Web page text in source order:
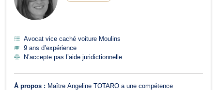
Avocat vice caché voiture Moulins
9 ans d’expérience
N’accepte pas l’aide juridictionnelle
À propos : Maître Angeline TOTARO a une compétence